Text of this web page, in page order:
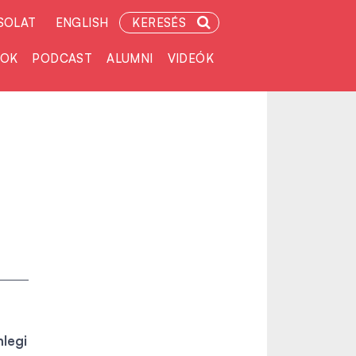
ENGLISH KERESÉS
PODCAST ALUMNI VIDEÓK